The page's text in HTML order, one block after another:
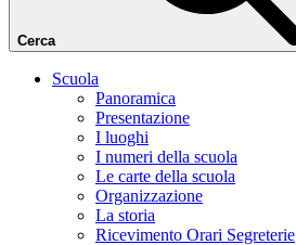
Cerca
Scuola
Panoramica
Presentazione
I luoghi
I numeri della scuola
Le carte della scuola
Organizzazione
La storia
Ricevimento Orari Segreterie